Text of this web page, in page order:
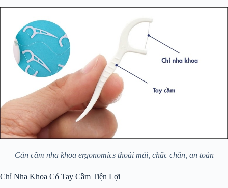
Cán cầm nha khoa ergonomics thoải mái, chắc chắn, an toàn
Chỉ Nha Khoa Có Tay Cầm Tiện Lợi